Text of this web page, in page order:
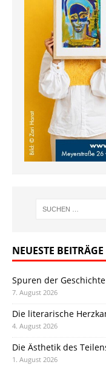
NEUESTE BEITRÄGE
Spuren der Geschichte
7. August 2026
Die literarische
4. August 2026
Die Ästhetik des
1. August 2026